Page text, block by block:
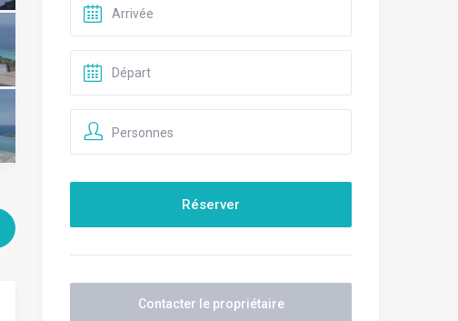
Personnes
Contacter le propriétaire